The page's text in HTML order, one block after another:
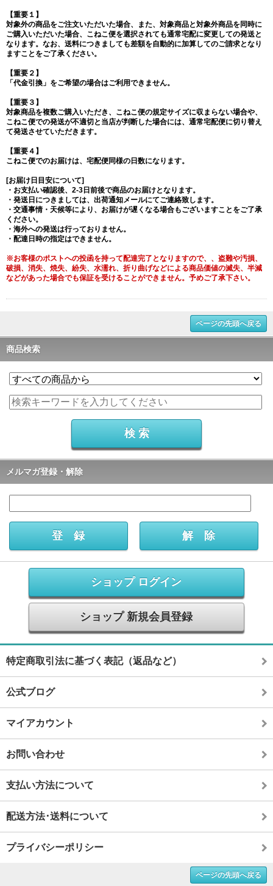
【重要１】
対象外の商品をご注文いただいた場合、また、対象商品と対象外商品を同時に
ご購入いただいた場合、こねこ便を選択されても通常宅配に変更しての発送と
なります。なお、送料につきましても差額を自動的に加算してのご請求となり
ますことをご了承ください。
【重要２】
「代金引換」をご希望の場合はご利用できません。
【重要３】
対象商品を複数ご購入いただき、こねこ便の規定サイズに収まらない場合や、
こねこ便での発送が不適切と当店が判断した場合には、通常宅配便に切り替え
て発送させていただきます。
【重要４】
こねこ便でのお届けは、宅配便同様の日数になります。
[お届け日目安について]
・お支払い確認後、2-3日前後で商品のお届けとなります。
・発送日につきましては、出荷通知メールにてご連絡致します。
・交通事情・天候等により、お届けが遅くなる場合もございますことをご了承
ください。
・海外への発送は行っておりません。
・配達日時の指定はできません。
※お客様のポストへの投函を持って配達完了となりますので、、盗難や汚損、
破損、消失、焼失、紛失、水濡れ、折り曲げなどによる商品価値の滅失、半減
などがあった場合でも保証を受けることができません。予めご了承下さい。
ページの先頭へ戻る
商品検索
メルマガ登録・解除
ショップ ログイン
ショップ 新規会員登録
特定商取引法に基づく表記（返品など）
公式ブログ
マイアカウント
お問い合わせ
支払い方法について
配送方法･送料について
プライバシーポリシー
ページの先頭へ戻る